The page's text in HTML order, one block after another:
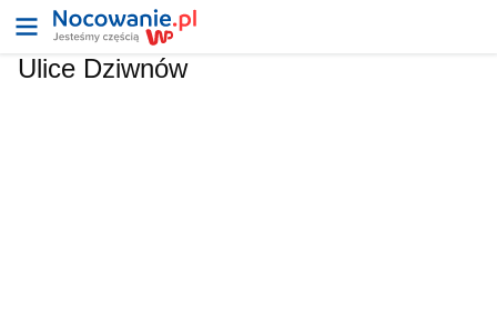
Ulice Dziwnów